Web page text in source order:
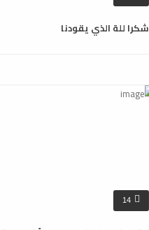
شكرا للة الذي يقودنا
14